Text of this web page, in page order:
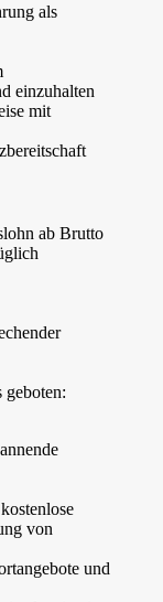
als
einzuhalten
mit
ab Brutto
von
und